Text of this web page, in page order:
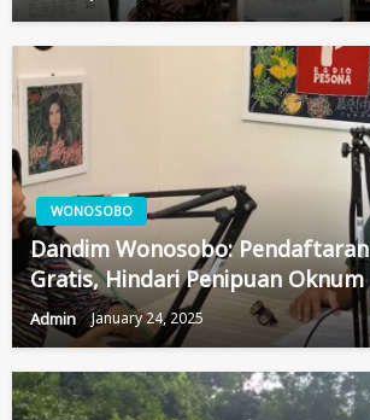
WONOSOBO
Dandim Wonosobo:
Gratis, Hindari Penipuan Oknum
Admin January 24, 2025